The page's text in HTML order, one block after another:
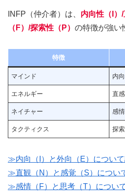
INFP（仲介者）は、 内向性（I）
（F）/探索性（P） の特徴が強い
特徴
マインド 内
エネルギー 直
ネイチャー 感
タクティクス 探
≫内向（I）と外向（E）について
≫直観（N）と感覚（S）につい
≫感情（F）と思考（T）につい